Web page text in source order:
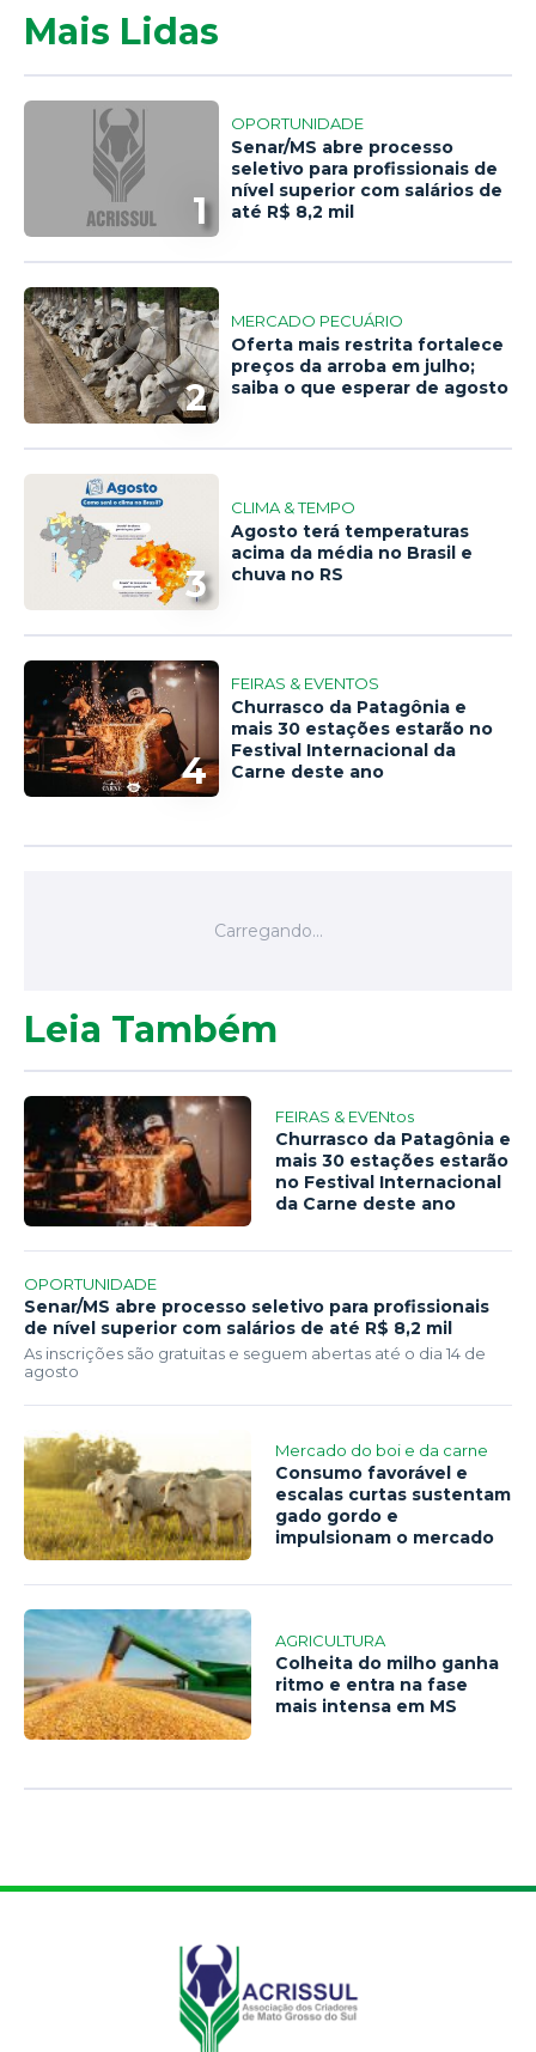
Mais Lidas
1
OPORTUNIDADE
Senar/MS abre processo
seletivo para profissionais de
nível superior com salários de
até R$ 8,2 mil
2
MERCADO PECUÁRIO
Oferta mais restrita fortalece
preços da arroba em julho;
saiba o que esperar de agosto
3
CLIMA & TEMPO
Agosto terá temperaturas
acima da média no Brasil e
chuva no RS
4
FEIRAS & EVENTOS
Churrasco da Patagônia e
mais 30 estações estarão no
Festival Internacional da
Carne deste ano
Leia Também
FEIRAS & EVENtos
Churrasco da Patagônia e
mais 30 estações estarão
no Festival Internacional
da Carne deste ano
OPORTUNIDADE
Senar/MS abre processo seletivo para profissionais
de nível superior com salários de até R$ 8,2 mil
As inscrições são gratuitas e seguem abertas até o dia 14 de
agosto
Mercado do boi e da carne
Consumo favorável e
escalas curtas sustentam
gado gordo e
impulsionam o mercado
AGRICULTURA
Colheita do milho ganha
ritmo e entra na fase
mais intensa em MS